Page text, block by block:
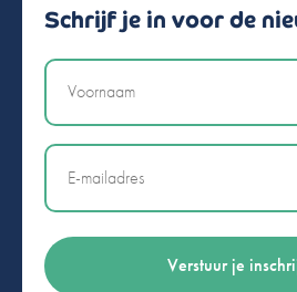
Schrijf je in voor de
Naam
Email